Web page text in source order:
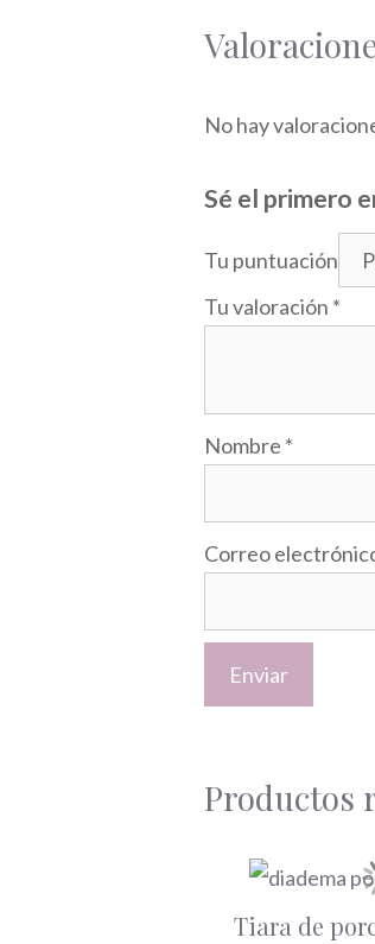
No hay
Sé el primero
Tu puntuación
Tu valoración *
Nombre *
Correo
Productos
Tiara de